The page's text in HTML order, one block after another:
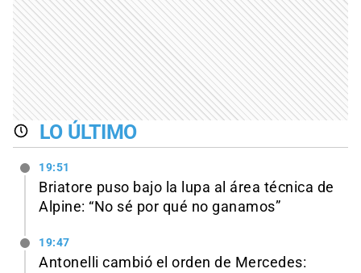
LO ÚLTIMO
19:51
Briatore puso bajo la lupa al área técnica de
Alpine: “No sé por qué no ganamos”
19:47
Antonelli cambió el orden de Mercedes: